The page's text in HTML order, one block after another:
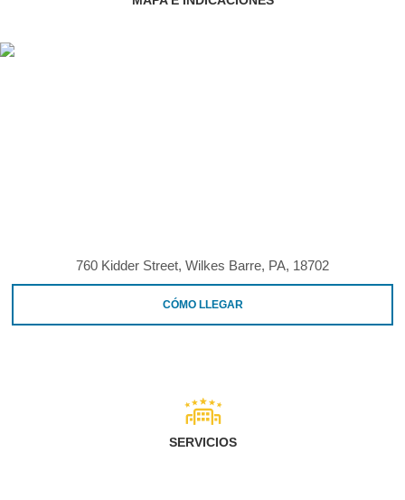
760 Kidder Street, Wilkes Barre, PA, 18702
CÓMO LLEGAR
SERVICIOS